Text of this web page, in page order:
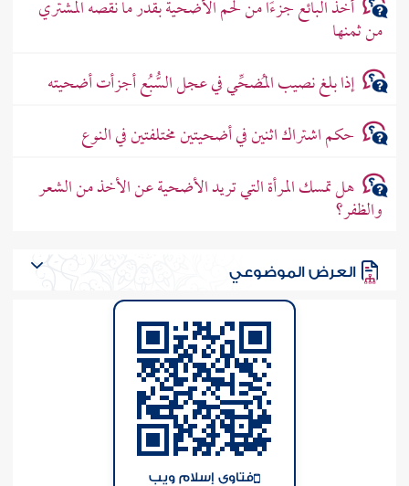
أخذ البائع جزءًا من لحم الأضحية بقدر ما نقصه المشتري
من ثمنها
إذا بلغ نصيب المُضحِّي في عجل السُّبُع أجزأت أضحيته
حكم اشتراك اثنين في أضحيتين مختلفتين في النوع
هل تمسك المرأة التي تريد الأضحية عن الأخذ من الشعر
والظفر؟
العرض الموضوعي
فتاوى إسلام ويب